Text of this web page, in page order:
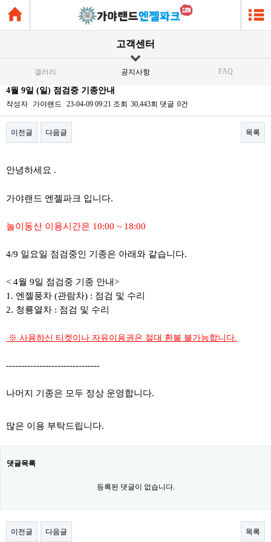
고객센터
갤러리 공지사항 FAQ
4월 9일 (일) 점검중 기종안내
작성자 가야랜드 23-04-09 09:21 조회 30,443회 댓글 0건
이전글 다음글 목록
안녕하세요 .
가야랜드 엔젤파크 입니다.
놀이동산 이용시간은 10:00 ~ 18:00
4/9 일요일 점검중인 기종은 아래와 같습니다.
< 4월 9일 점검중 기종 안내>
1. 엔젤풍차 (관람차) : 점검 및 수리
2. 청룡열차 : 점검 및 수리
​ ​※ 사용하신 티켓이나 자유이용권은 절대 환불 불가능합니다.
-------------------------------
나머지 기종은 모두 정상 운영합니다.
많은 이용 부탁드립니다.
댓글목록
등록된 댓글이 없습니다.
이전글 다음글 목록